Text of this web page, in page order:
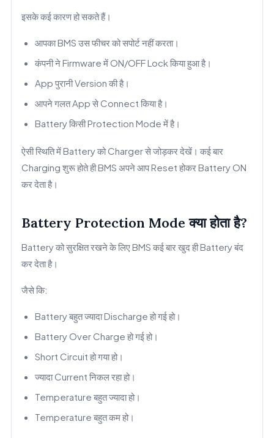
इसके कई कारण हो सकते हैं।
आपका BMS उस फीचर को सपोर्ट नहीं करता।
कंपनी ने Firmware में ON/OFF Lock किया हुआ है।
App पुरानी Version की है।
आपने गलत App से Connect किया है।
Battery किसी Protection Mode में है।
ऐसी स्थिति में Battery को Charger से जोड़कर देखें। कई बार
Charging शुरू होते ही BMS अपने आप Reset होकर Battery ON
कर देता है।
Battery Protection Mode क्या होता है?
Battery को सुरक्षित रखने के लिए BMS कई बार खुद ही Battery बंद
कर देता है।
जैसे कि:
Battery बहुत ज्यादा Discharge हो गई हो।
Battery Over Charge हो गई हो।
Short Circuit हो गया हो।
ज्यादा Current निकल रहा हो।
Temperature बहुत ज्यादा हो।
Temperature बहुत कम हो।